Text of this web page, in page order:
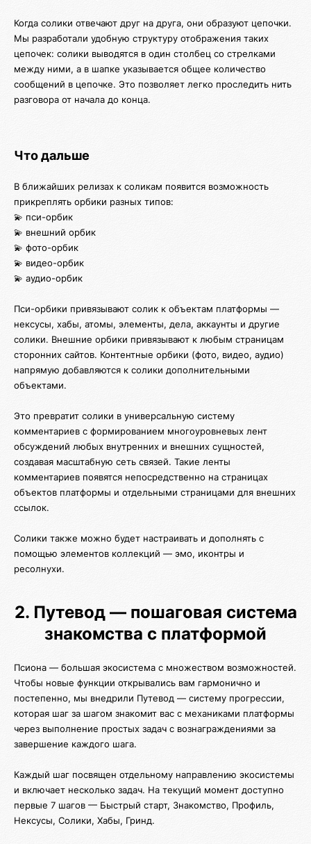
Когда солики отвечают друг на друга, они образуют цепочки.
Мы разработали удобную структуру отображения таких
цепочек: солики выводятся в один столбец со стрелками
между ними, а в шапке указывается общее количество
сообщений в цепочке. Это позволяет легко проследить нить
разговора от начала до конца.
Что дальше
В ближайших релизах к соликам появится возможность
прикреплять орбики разных типов:
💫 пси-орбик
💫 внешний орбик
💫 фото-орбик
💫 видео-орбик
💫 аудио-орбик
Пси-орбики привязывают солик к объектам платформы —
нексусы, хабы, атомы, элементы, дела, аккаунты и другие
солики. Внешние орбики привязывают к любым страницам
сторонних сайтов. Контентные орбики (фото, видео, аудио)
напрямую добавляются к солики дополнительными
объектами.
Это превратит солики в универсальную систему
комментариев с формированием многоуровневых лент
обсуждений любых внутренних и внешних сущностей,
создавая масштабную сеть связей. Такие ленты
комментариев появятся непосредственно на страницах
объектов платформы и отдельными страницами для внешних
ссылок.
Солики также можно будет настраивать и дополнять с
помощью элементов коллекций — эмо, иконтры и
ресолнухи.
2. Путевод — пошаговая система
знакомства с платформой
Псиона — большая экосистема с множеством возможностей.
Чтобы новые функции открывались вам гармонично и
постепенно, мы внедрили Путевод — систему прогрессии,
которая шаг за шагом знакомит вас с механиками платформы
через выполнение простых задач с вознаграждениями за
завершение каждого шага.
Каждый шаг посвящен отдельному направлению экосистемы
и включает несколько задач. На текущий момент доступно
первые 7 шагов — Быстрый старт, Знакомство, Профиль,
Нексусы, Солики, Хабы, Гринд.